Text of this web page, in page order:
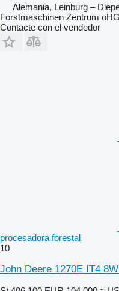
Alemania, Leinburg –
Forstmaschinen Zentrum oHG
Contacte con el vendedor
procesadora forestal
10
John Deere 1270E IT4